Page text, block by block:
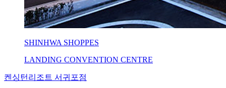
SHINHWA SHOPPES
LANDING CONVENTION CENTRE
켄싱턴리조트 서귀포점